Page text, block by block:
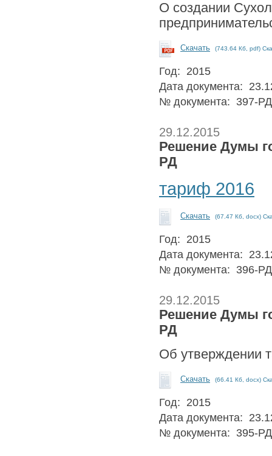
О создании
Скачать (743.64 Кб, pdf)
Год: 2015
Дата документа:
№ документа: 397-РД
29.12.2015
Решение Думы
РД
тариф 2016
Скачать (67.47 Кб, docx)
Год: 2015
Дата документа:
№ документа: 396-РД
29.12.2015
Решение Думы
РД
Об утверждении
Скачать (66.41 Кб, docx)
Год: 2015
Дата документа:
№ документа: 395-РД